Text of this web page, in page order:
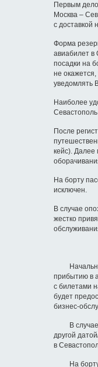
Первым
Москва –
с доставкой
Форма
авиабилет в
посадки на
не
уведомлять
Наиболее
После
кейс). Далее
На борту
исключен.
В случае
жестко
Начальный
прибытию в
с билетами
будет
бизнес-
В случае
другой
в
На борту